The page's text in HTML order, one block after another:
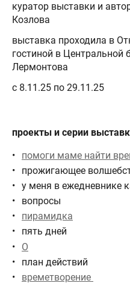
куратор выставки и
Козлова
выставка проходила в
гостиной в
Лермонтова
с 8.11.25 по 29.11.25
проекты и серии
помоги маме найти
прожигающее
у меня в ежедневнике
вопросы
пирамидка
пять дней
О
план действий
времетворение